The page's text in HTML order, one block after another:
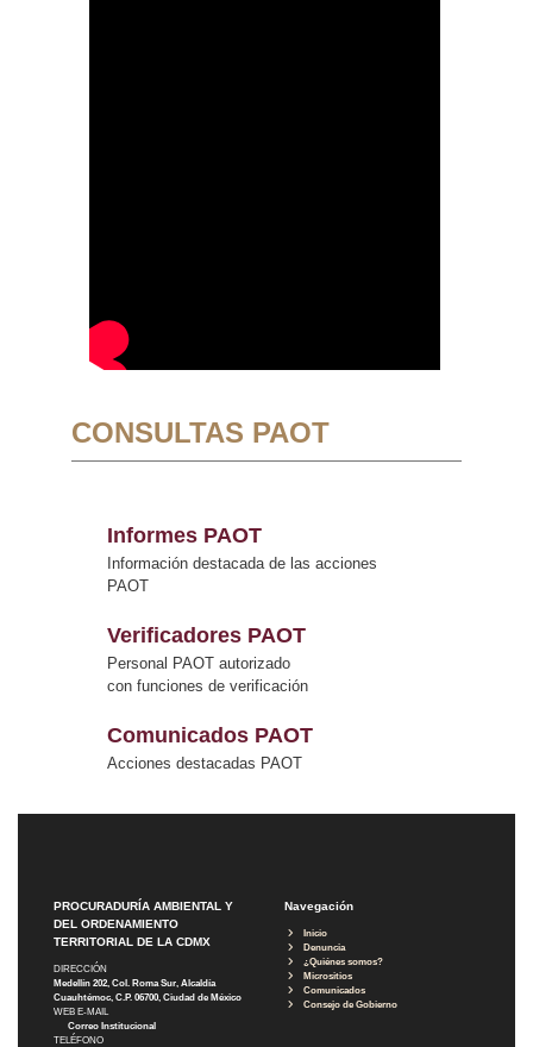
CONSULTAS PAOT
Informes PAOT
Información destacada de las acciones
PAOT
Verificadores PAOT
Personal PAOT autorizado
con funciones de verificación
Comunicados PAOT
Acciones destacadas PAOT
PROCURADURÍA AMBIENTAL Y
DEL ORDENAMIENTO
TERRITORIAL DE LA CDMX
DIRECCIÓN
Medellín 202, Col. Roma Sur, Alcaldía
Cuauhtémoc, C.P. 06700, Ciudad de México
WEB E-MAIL
Correo Institucional
TELÉFONO
Navegación
Inicio
Denuncia
¿Quiénes somos?
Micrositios
Comunicados
Consejo de Gobierno